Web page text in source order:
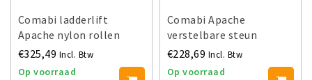
Comabi ladderlift
Apache nylon rollen
slede
€325,49 Incl. Btw
Op voorraad
Comabi Apache
verstelbare steun
€228,69 Incl. Btw
Op voorraad